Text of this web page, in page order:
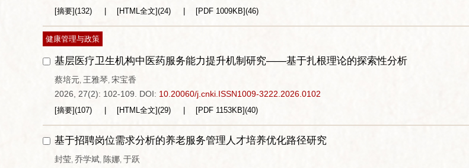
[摘要](132) [HTML全文](24) [PDF 1009KB](46)
健康管理与政策
基层医疗卫生机构中医药服务能力提升机制研究——基于扎根理论的探索性分析
蔡培元, 王雅琴, 宋宝香
2026, 27(2): 102-109.
DOI: 10.20060/j.cnki.ISSN1009-3222.2026.0102
[摘要](107) [HTML全文](29) [PDF 1153KB](40)
基于招聘岗位需求分析的养老服务管理人才培养优化路径研究
封莹, 乔学斌, 陈娜, 于跃